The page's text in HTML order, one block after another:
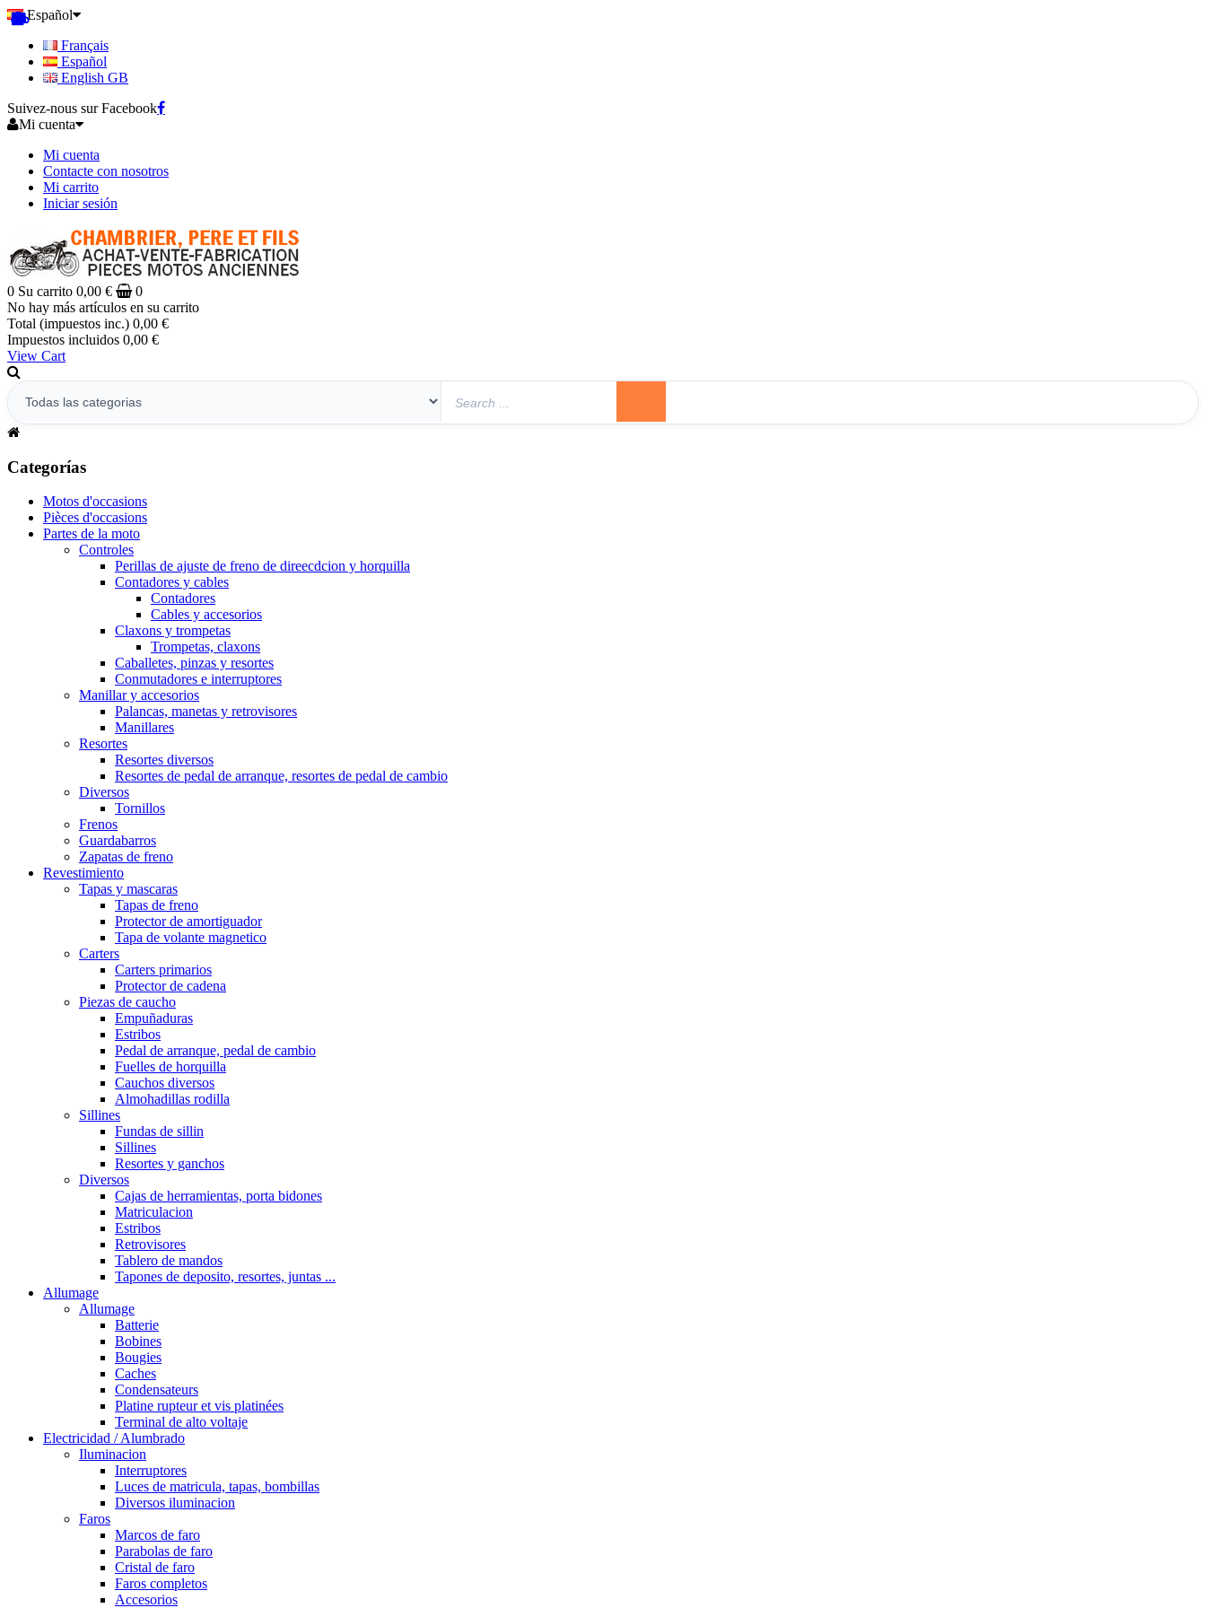
Español
Français
Español
English GB
Suivez-nous sur Facebook
Mi cuenta
Mi cuenta
Contacte con nosotros
Mi carrito
Iniciar sesión
0 Su carrito 0,00 €
0
No hay más artículos en su carrito
Total (impuestos inc.) 0,00 €
Impuestos incluidos 0,00 €
View Cart
Categorías
Motos d'occasions
Pièces d'occasions
Partes de la moto
Controles
Perillas de ajuste de freno de direecdcion y horquilla
Contadores y cables
Contadores
Cables y accesorios
Claxons y trompetas
Trompetas, claxons
Caballetes, pinzas y resortes
Conmutadores e interruptores
Manillar y accesorios
Palancas, manetas y retrovisores
Manillares
Resortes
Resortes diversos
Resortes de pedal de arranque, resortes de pedal de cambio
Diversos
Tornillos
Frenos
Guardabarros
Zapatas de freno
Revestimiento
Tapas y mascaras
Tapas de freno
Protector de amortiguador
Tapa de volante magnetico
Carters
Carters primarios
Protector de cadena
Piezas de caucho
Empuñaduras
Estribos
Pedal de arranque, pedal de cambio
Fuelles de horquilla
Cauchos diversos
Almohadillas rodilla
Sillines
Fundas de sillin
Sillines
Resortes y ganchos
Diversos
Cajas de herramientas, porta bidones
Matriculacion
Estribos
Retrovisores
Tablero de mandos
Tapones de deposito, resortes, juntas ...
Allumage
Allumage
Batterie
Bobines
Bougies
Caches
Condensateurs
Platine rupteur et vis platinées
Terminal de alto voltaje
Electricidad / Alumbrado
Iluminacion
Interruptores
Luces de matricula, tapas, bombillas
Diversos iluminacion
Faros
Marcos de faro
Parabolas de faro
Cristal de faro
Faros completos
Accesorios